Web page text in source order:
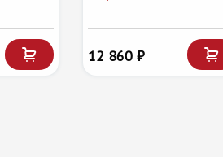
12 860 ₽